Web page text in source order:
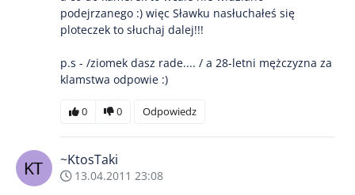
podejrzanego :) więc Sławku nasłuchałeś się
ploteczek to słuchaj dalej!!!
p.s - /ziomek dasz rade.... / a 28-letni mężczyzna za
klamstwa odpowie :)
0 0 Odpowiedz
~KtosTaki
13.04.2011 23:08